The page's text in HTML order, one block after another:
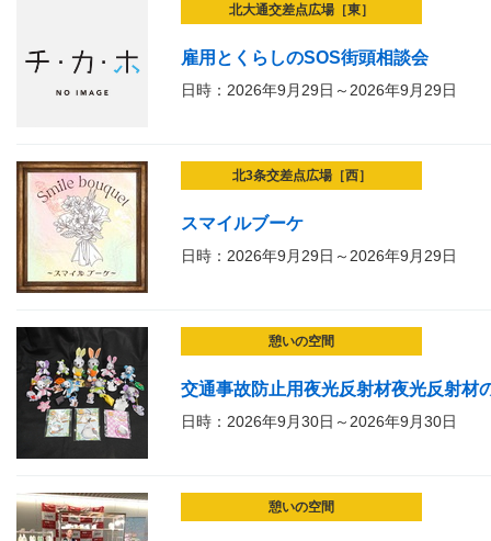
北大通交差点広場［東］
雇用とくらしのSOS街頭相談会
日時：2026年9月29日～2026年9月29日
北3条交差点広場［西］
スマイルブーケ
日時：2026年9月29日～2026年9月29日
憩いの空間
交通事故防止用夜光反射材夜光反射材
日時：2026年9月30日～2026年9月30日
憩いの空間